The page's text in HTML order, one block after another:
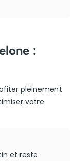
:
pleinement
votre
et reste